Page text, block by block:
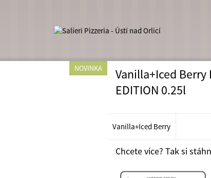
NOVINKA
Vanilla+Iced Berry
EDITION 0.25l
Vanilla+Iced Berry
Chcete více? Tak si